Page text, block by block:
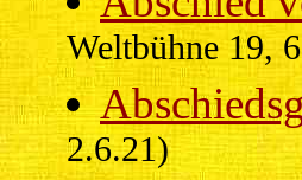
Weltbühne 19,
2.6.21)